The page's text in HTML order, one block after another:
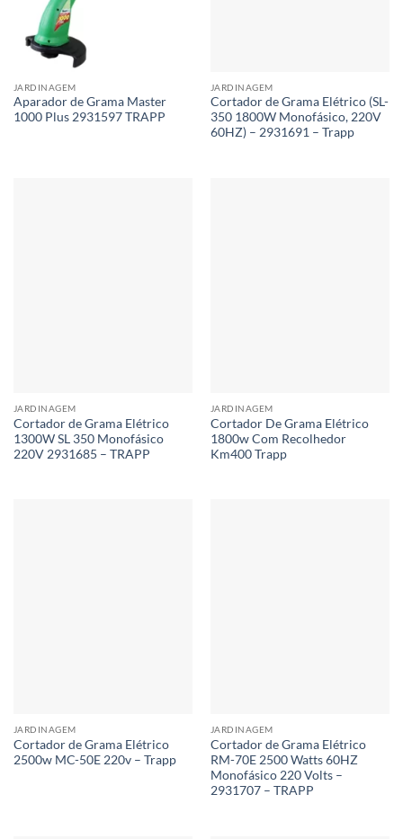
JARDINAGEM
Aparador de Grama Master
1000 Plus 2931597 TRAPP
JARDINAGEM
Cortador de Grama Elétrico (SL-
350 1800W Monofásico, 220V
60HZ) – 2931691 – Trapp
JARDINAGEM
Cortador de Grama Elétrico
1300W SL 350 Monofásico
220V 2931685 – TRAPP
JARDINAGEM
Cortador De Grama Elétrico
1800w Com Recolhedor
Km400 Trapp
JARDINAGEM
Cortador de Grama Elétrico
2500w MC-50E 220v – Trapp
JARDINAGEM
Cortador de Grama Elétrico
RM-70E 2500 Watts 60HZ
Monofásico 220 Volts –
2931707 – TRAPP